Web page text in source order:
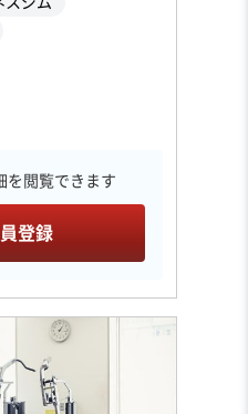
を閲覧できます
登録